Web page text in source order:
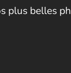
plus belles